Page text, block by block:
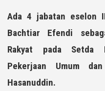
Ada 4 jabatan
Bachtiar Efendi
Rakyat pada Setda
Pekerjaan Umum
Hasanuddin.